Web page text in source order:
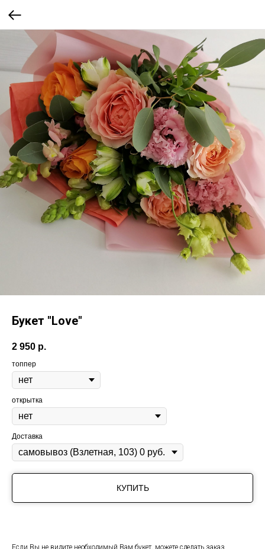
Букет "Love"
2 950 р.
топпер
открытка
Доставка
КУПИТЬ